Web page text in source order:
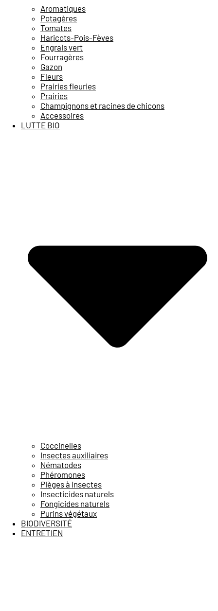
Aromatiques
Potagères
Tomates
Haricots-Pois-Fèves
Engrais vert
Fourragères
Gazon
Fleurs
Prairies fleuries
Prairies
Champignons et racines de chicons
Accessoires
LUTTE BIO
Coccinelles
Insectes auxiliaires
Nématodes
Phéromones
Pièges à insectes
Insecticides naturels
Fongicides naturels
Purins végétaux
BIODIVERSITÉ
ENTRETIEN